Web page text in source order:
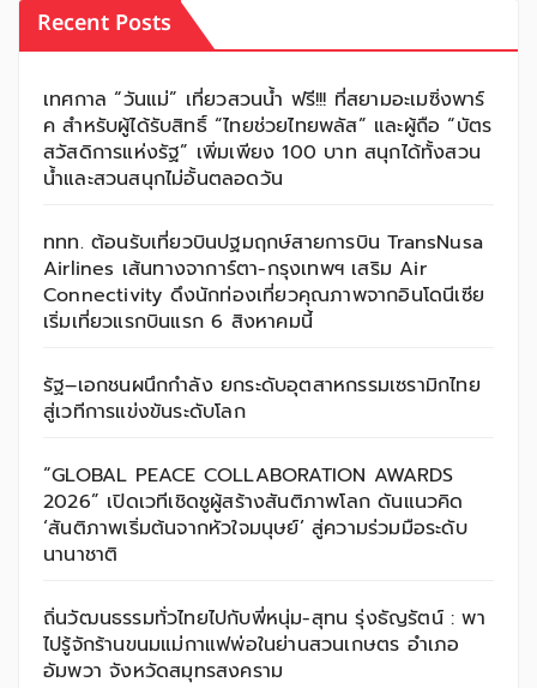
Recent Posts
เทศกาล “วันแม่” เที่ยวสวนน้ำ ฟรี!!! ที่สยามอะเมซิ่งพาร์
ค สำหรับผู้ได้รับสิทธิ์ “ไทยช่วยไทยพลัส” และผู้ถือ “บัตร
สวัสดิการแห่งรัฐ” เพิ่มเพียง 100 บาท สนุกได้ทั้งสวน
น้ำและสวนสนุกไม่อั้นตลอดวัน
ททท. ต้อนรับเที่ยวบินปฐมฤกษ์สายการบิน TransNusa
Airlines เส้นทางจาการ์ตา-กรุงเทพฯ เสริม Air
Connectivity ดึงนักท่องเที่ยวคุณภาพจากอินโดนีเซีย
เริ่มเที่ยวแรกบินแรก 6 สิงหาคมนี้
รัฐ–เอกชนผนึกกำลัง ยกระดับอุตสาหกรรมเซรามิกไทย
สู่เวทีการแข่งขันระดับโลก
“GLOBAL PEACE COLLABORATION AWARDS
2026” เปิดเวทีเชิดชูผู้สร้างสันติภาพโลก ดันแนวคิด
‘สันติภาพเริ่มต้นจากหัวใจมนุษย์’ สู่ความร่วมมือระดับ
นานาชาติ
ถิ่นวัฒนธรรมทั่วไทยไปกับพี่หนุ่ม-สุทน รุ่งธัญรัตน์ : พา
ไปรู้จักร้านขนมแม่กาแฟพ่อในย่านสวนเกษตร อำเภอ
อัมพวา จังหวัดสมุทรสงคราม